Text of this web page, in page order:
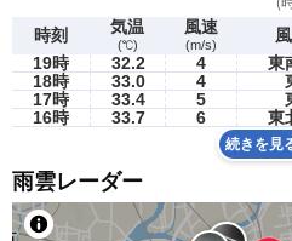
時刻 気温
(℃)
風速
(m/s)
19時 32.2 4 東
18時
33.0 4
17時
33.4 5
16時
33.7 6 東
続きを見
雨雲レーダー